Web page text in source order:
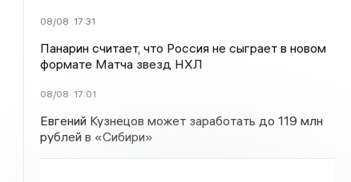
08/08 17:31
Панарин считает, что Россия не сыграет в новом
формате Матча звезд НХЛ
08/08 17:01
Евгений Кузнецов может заработать до 119 млн
рублей в «Сибири»